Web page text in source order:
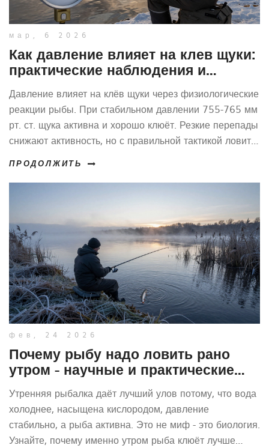
мар, 6 2026
Как давление влияет на клев щуки:
практические наблюдения и
советы для рыбаков
Давление влияет на клёв щуки через физиологические
реакции рыбы. При стабильном давлении 755-765 мм
рт. ст. щука активна и хорошо клюёт. Резкие перепады
снижают активность, но с правильной тактикой ловить
ПРОДОЛЖИТЬ
фев, 24 2026
Почему рыбу надо ловить рано
утром - научные и практические
причины
Утренняя рыбалка даёт лучший улов потому, что вода
холоднее, насыщена кислородом, давление
стабильно, а рыба активна. Это не миф - это биология.
Узнайте, почему именно утром рыба клюёт лучше